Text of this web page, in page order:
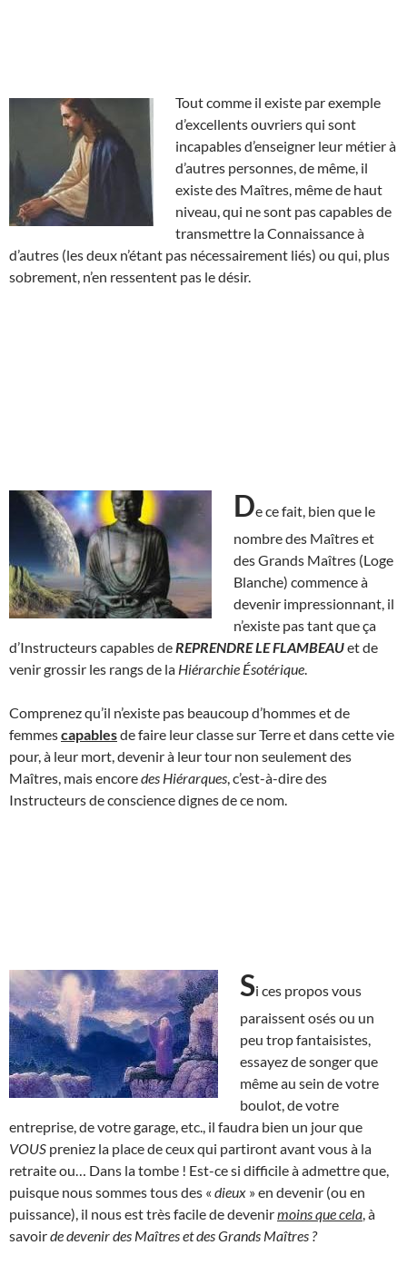
Tout comme il existe par exemple
d’excellents ouvriers qui sont
incapables d’enseigner leur métier à
d’autres personnes, de même, il
existe des Maîtres, même de haut
niveau, qui ne sont pas capables de
transmettre la Connaissance à
d’autres (les deux n’étant pas nécessairement liés) ou qui, plus
sobrement, n’en ressentent pas le désir.
De ce fait, bien que le
nombre des Maîtres et
des Grands Maîtres (Loge
Blanche) commence à
devenir impressionnant, il
n’existe pas tant que ça
d’Instructeurs capables de REPRENDRE LE FLAMBEAUet de
venir grossir les rangs de la Hiérarchie Ésotérique
Comprenez qu’il n’existe pas beaucoup d’hommes et de
femmescapablesde faire leur classe sur Terre et dans cette vie
pour, à leur mort, devenir à leur tour non seulement des
Maîtres, mais encoredes Hiérarques , c’est-à-dire des
Instructeurs de conscience dignes de ce nom.
Si ces propos vous
paraissent osés ou un
peu trop fantaisistes,
essayez de songer que
même au sein de votre
boulot, de votre
entreprise, de votre garage, etc., il faudra bien un jour que
VOUS preniez la place de ceux qui partiront avant vous à la
retraite ou… Dans la tombe ! Est-ce si difficile à admettre que,
puisque nous sommes tous des « dieux » en devenir (ou en
puissance), il nous est très facile de devenirmoins que cela , à
savoirde devenir des Maîtres et des Grands Maîtres ?